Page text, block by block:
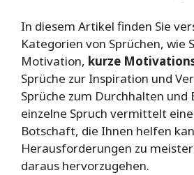
In diesem Artikel finden Sie
Kategorien von Sprüchen, wie
Motivation, kurze
Sprüche zur Inspiration und
Sprüche zum Durchhalten und
einzelne Spruch vermittelt
Botschaft, die Ihnen helfen
Herausforderungen zu
daraus hervorzugehen.